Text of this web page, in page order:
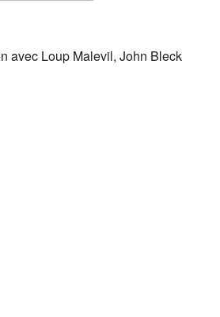
avec Loup Malevil, John Bleck